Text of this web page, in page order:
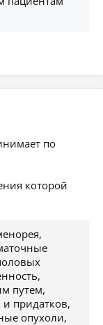
по
которой
путем,
придатков,
опухоли,